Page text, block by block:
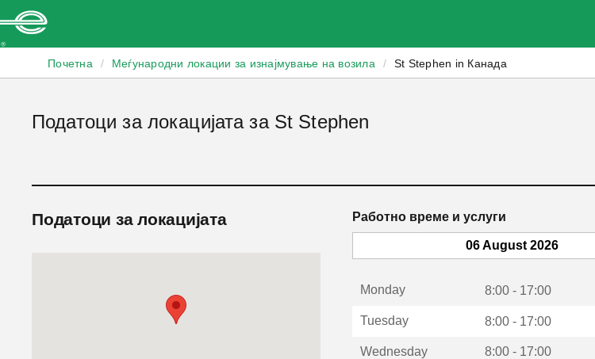
Почетна / Меѓународни локации за изнајмување на возила / St Stephen in Канада
Податоци за локацијата за St Stephen
Податоци за локацијата Работно време и услуги
06 August 2026
Monday 8:00 - 17:00
Tuesday 8:00 - 17:00
Wednesday 8:00 - 17:00